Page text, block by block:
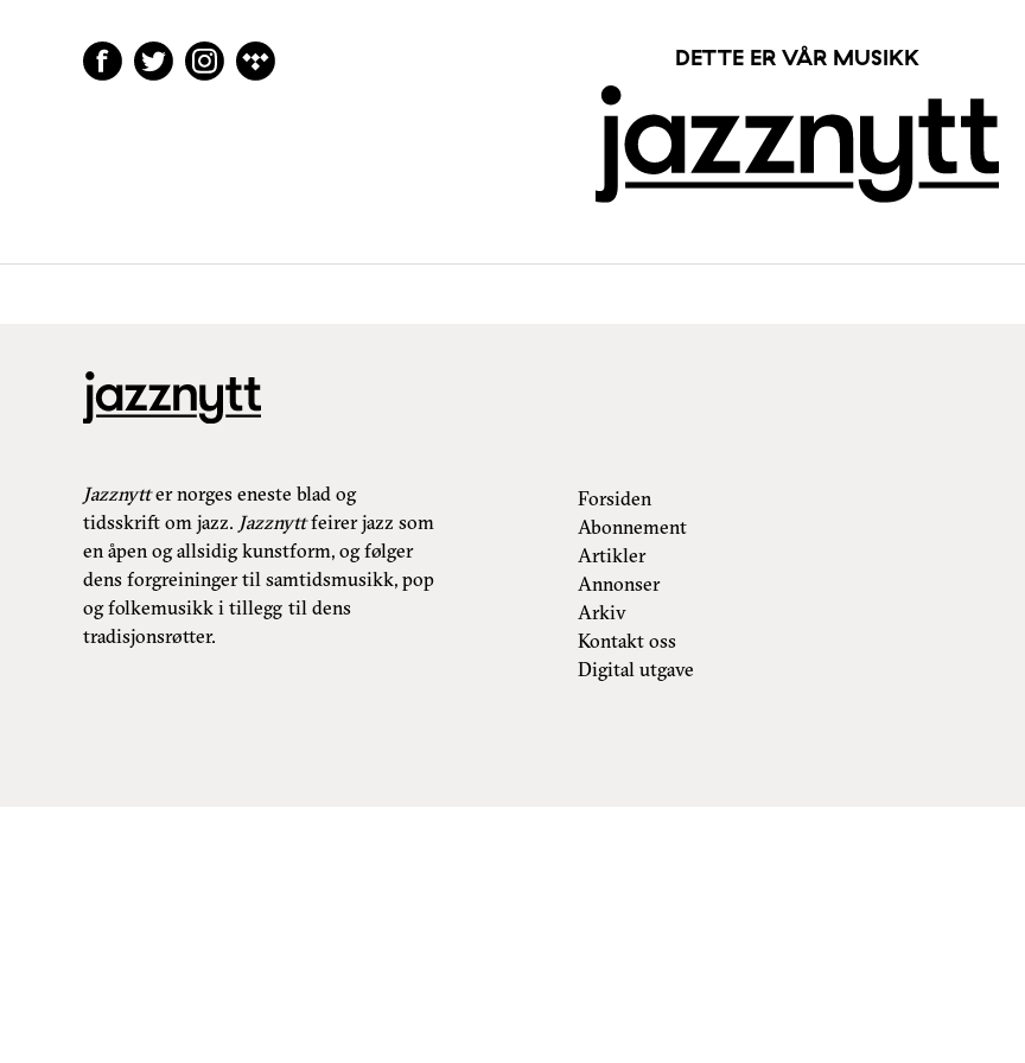
DETTE ER VÅR MUSIKK
Jazznytter norges eneste blad og
tidsskrift om jazz. Jazznyttfeirer jazz som
en åpen og allsidig kunstform, og følger
dens forgreininger til samtidsmusikk, pop
og folkemusikk i tillegg til dens
tradisjonsrøtter.
Forsiden
Abonnement
Artikler
Annonser
Arkiv
Kontakt oss
Digital utgave